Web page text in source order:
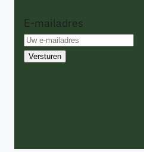
E-mailadres